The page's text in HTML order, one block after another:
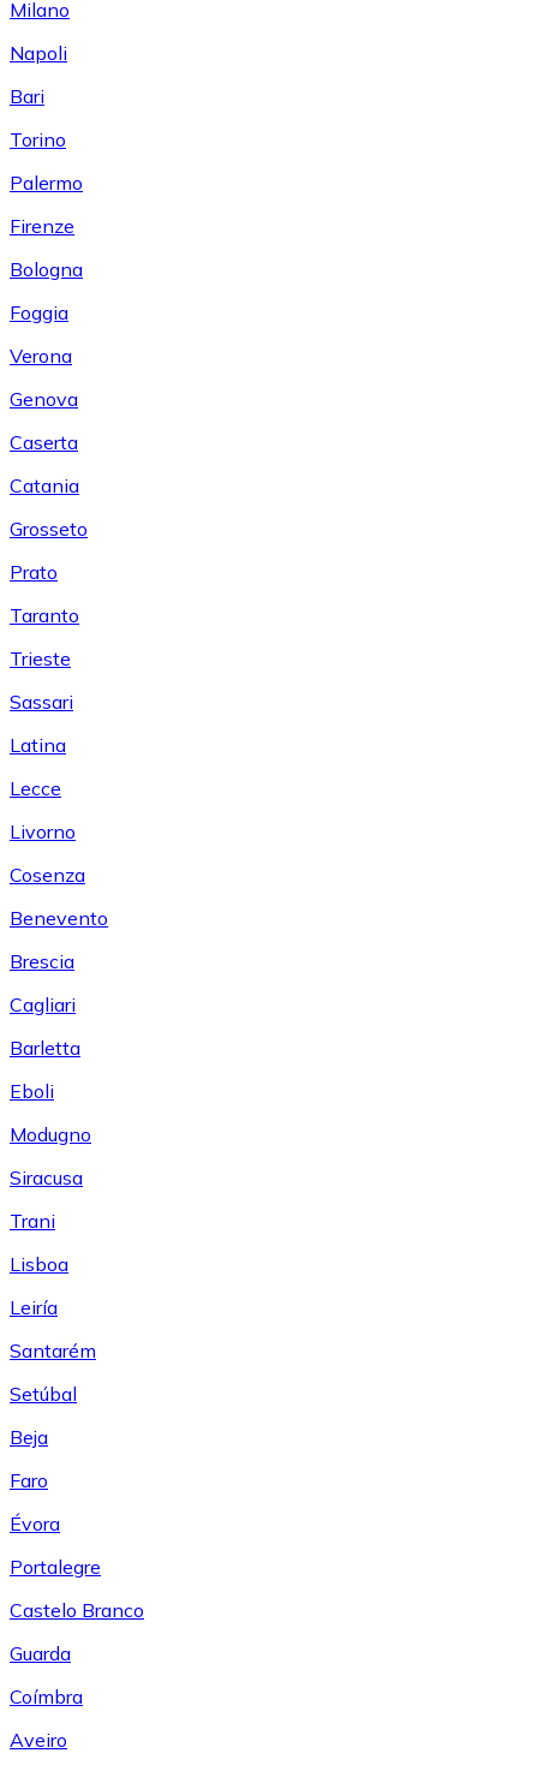
Milano
Napoli
Bari
Torino
Palermo
Firenze
Bologna
Foggia
Verona
Genova
Caserta
Catania
Grosseto
Prato
Taranto
Trieste
Sassari
Latina
Lecce
Livorno
Cosenza
Benevento
Brescia
Cagliari
Barletta
Eboli
Modugno
Siracusa
Trani
Lisboa
Leiría
Santarém
Setúbal
Beja
Faro
Évora
Portalegre
Castelo Branco
Guarda
Coímbra
Aveiro